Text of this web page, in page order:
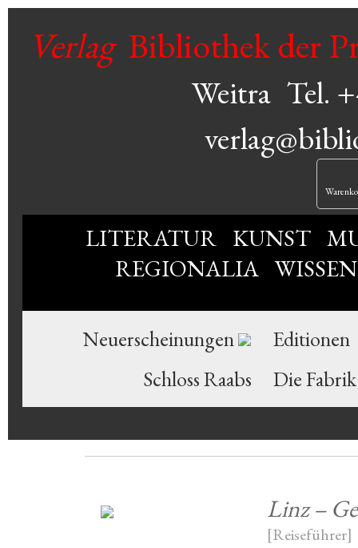
VerlagBibliothek der
Weitra Tel.
LITERATUR KUNST
REGIONALIA
Neuerscheinungen
Editionen
Schloss Raabs
Die Fabrik
Linz –
[Reiseführer]